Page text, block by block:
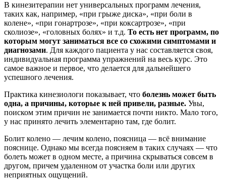
В кинезитерапии нет универсальных программ лечения,
таких как, например, «при грыже диска», «при боли в
колене», «при гонартрозе», «при коксартрозе», «при
сколиозе», «головных болях» и т.д. То есть нет программ, по
которым могут заниматься все со схожими симптомами и
диагнозами. Для каждого пациента у нас составляется своя,
индивидуальная программа упражнений на весь курс. Это
самое важное и первое, что делается для дальнейшего
успешного лечения.
Практика кинезиологи показывает, что болезнь может быть
одна, а причины, которые к ней привели, разные. Увы,
поиском этим причин не занимается почти никто. Мало того,
у нас принято лечить элементарно там, где болит.
Болит колено — лечим колено, поясница — всё внимание
пояснице. Однако мы всегда поясняем в таких случаях — что
болеть может в одном месте, а причина скрываться совсем в
другом, причем удаленном от участка боли или других
неприятных ощущений.